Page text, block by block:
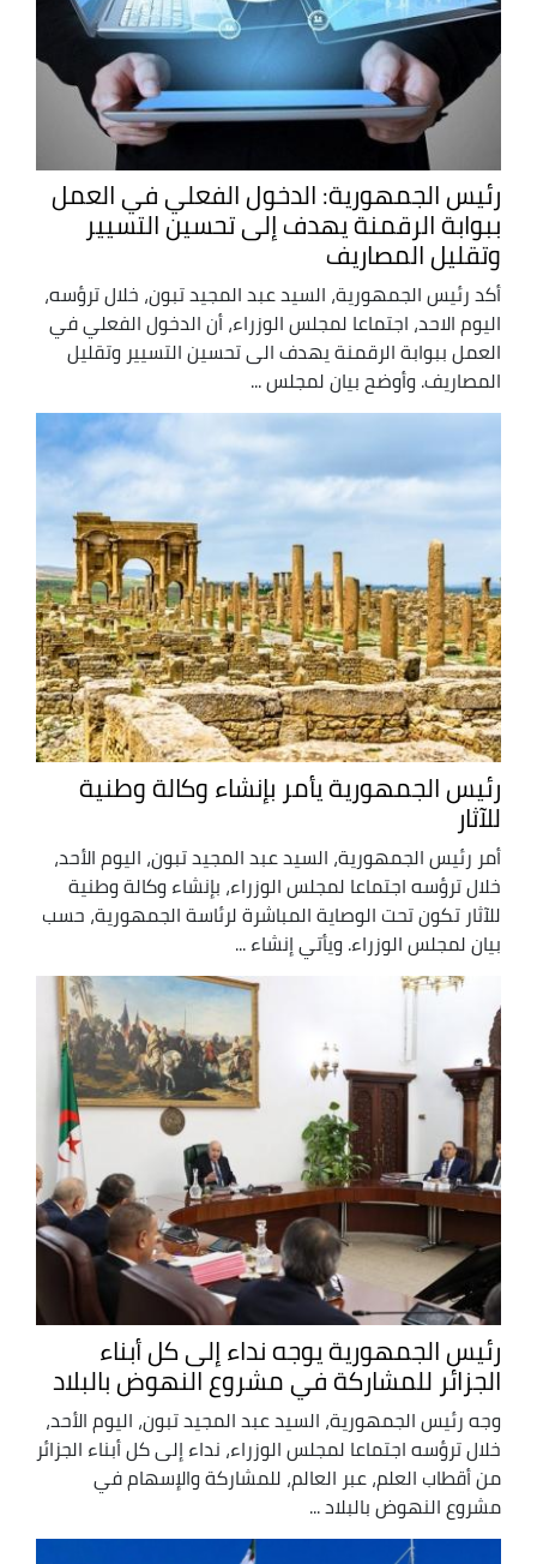
رئيس الجمهورية: الدخول الفعلي في العمل
ببوابة الرقمنة يهدف إلى تحسين التسيير
وتقليل المصاريف
أكد رئيس الجمهورية، السيد عبد المجيد تبون، خلال ترؤسه،
اليوم الاحد، اجتماعا لمجلس الوزراء، أن الدخول الفعلي في
العمل ببوابة الرقمنة يهدف الى تحسين التسيير وتقليل
المصاريف. وأوضح بيان لمجلس ...
رئيس الجمهورية يأمر بإنشاء وكالة وطنية
للآثار
أمر رئيس الجمهورية، السيد عبد المجيد تبون، اليوم الأحد،
خلال ترؤسه اجتماعا لمجلس الوزراء، بإنشاء وكالة وطنية
للآثار تكون تحت الوصاية المباشرة لرئاسة الجمهورية، حسب
بيان لمجلس الوزراء. ويأتي إنشاء ...
رئيس الجمهورية يوجه نداء إلى كل أبناء
الجزائر للمشاركة في مشروع النهوض بالبلاد
وجه رئيس الجمهورية، السيد عبد المجيد تبون، اليوم الأحد،
خلال ترؤسه اجتماعا لمجلس الوزراء، نداء إلى كل أبناء الجزائر
من أقطاب العلم، عبر العالم، للمشاركة والإسهام في
مشروع النهوض بالبلاد ...